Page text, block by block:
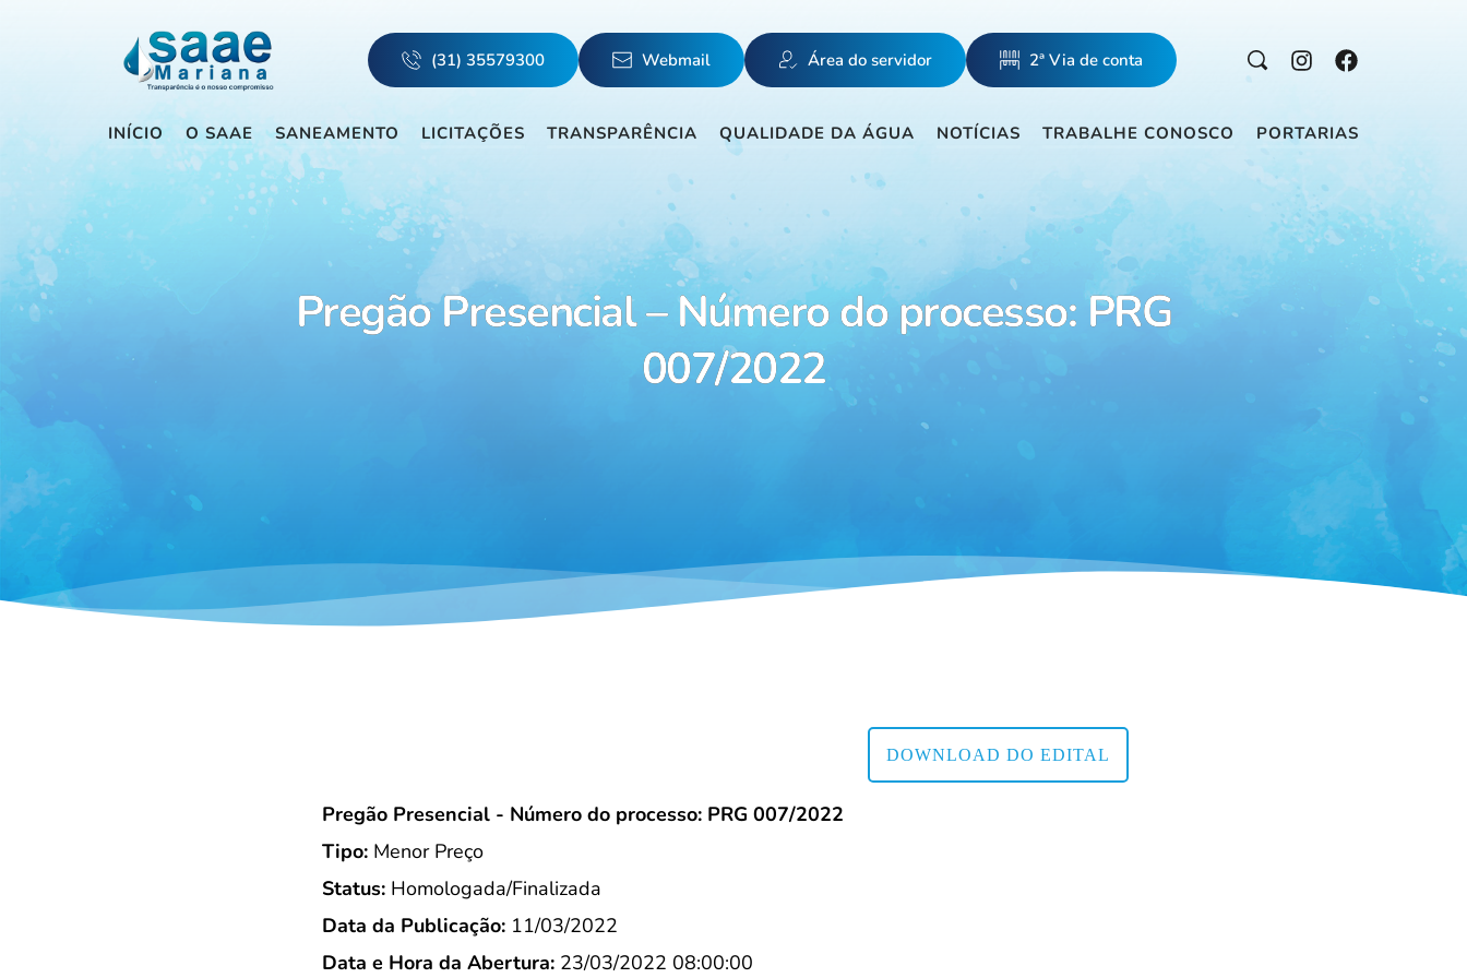
(31) 35579300 Webmail Área do servidor 2ª Via de conta
INÍCIO O SAAE SANEAMENTO LICITAÇÕES TRANSPARÊNCIA QUALIDADE DA ÁGUA NOTÍCIAS TRABALHE CONOSCO PORTARIAS
Pregão Presencial – Número do processo: PRG
007/2022
DOWNLOAD DO EDITAL
Pregão Presencial - Número do processo: PRG 007/2022
Tipo: Menor Preço
Status: Homologada/Finalizada
Data da Publicação: 11/03/2022
Data e Hora da Abertura: 23/03/2022 08:00:00